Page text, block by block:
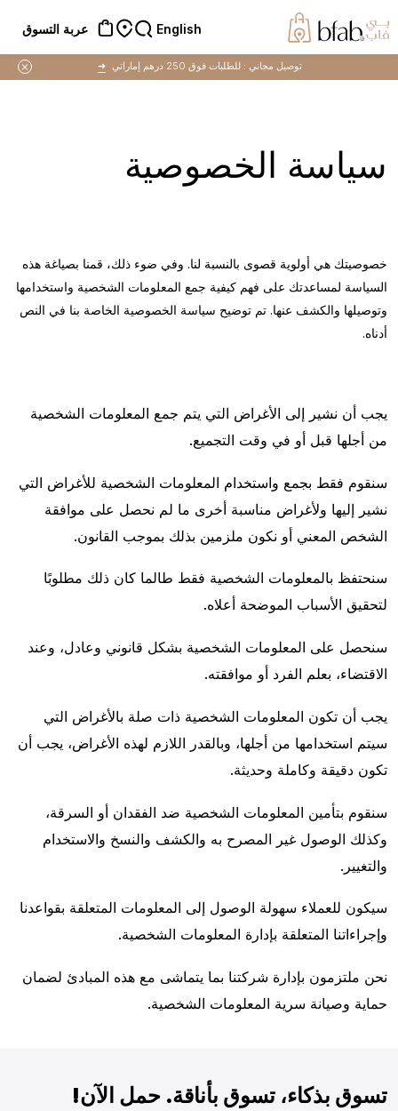
English عربة التسوق
توصيل مجاني : للطلبات فوق 250 درهم إماراتي ➜
سياسة الخصوصية
خصوصيتك هي أولوية قصوى بالنسبة لنا. وفي ضوء ذلك، قمنا بصياغة هذه
السياسة لمساعدتك على فهم كيفية جمع المعلومات الشخصية واستخدامها
وتوصيلها والكشف عنها. تم توضيح سياسة الخصوصية الخاصة بنا في النص
أدناه.
يجب أن نشير إلى الأغراض التي يتم جمع المعلومات الشخصية
من أجلها قبل أو في وقت التجميع.
سنقوم فقط بجمع واستخدام المعلومات الشخصية للأغراض التي
نشير إليها ولأغراض مناسبة أخرى ما لم نحصل على موافقة
الشخص المعني أو نكون ملزمين بذلك بموجب القانون.
سنحتفظ بالمعلومات الشخصية فقط طالما كان ذلك مطلوبًا
لتحقيق الأسباب الموضحة أعلاه.
سنحصل على المعلومات الشخصية بشكل قانوني وعادل، وعند
الاقتضاء، بعلم الفرد أو موافقته.
يجب أن تكون المعلومات الشخصية ذات صلة بالأغراض التي
سيتم استخدامها من أجلها، وبالقدر اللازم لهذه الأغراض، يجب أن
تكون دقيقة وكاملة وحديثة.
سنقوم بتأمين المعلومات الشخصية ضد الفقدان أو السرقة،
وكذلك الوصول غير المصرح به والكشف والنسخ والاستخدام
والتغيير.
سيكون للعملاء سهولة الوصول إلى المعلومات المتعلقة بقواعدنا
وإجراءاتنا المتعلقة بإدارة المعلومات الشخصية.
نحن ملتزمون بإدارة شركتنا بما يتماشى مع هذه المبادئ لضمان
حماية وصيانة سرية المعلومات الشخصية.
تسوق بذكاء، تسوق بأناقة. حمل الآن!